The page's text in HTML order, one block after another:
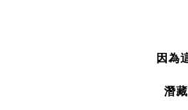
因為
潛